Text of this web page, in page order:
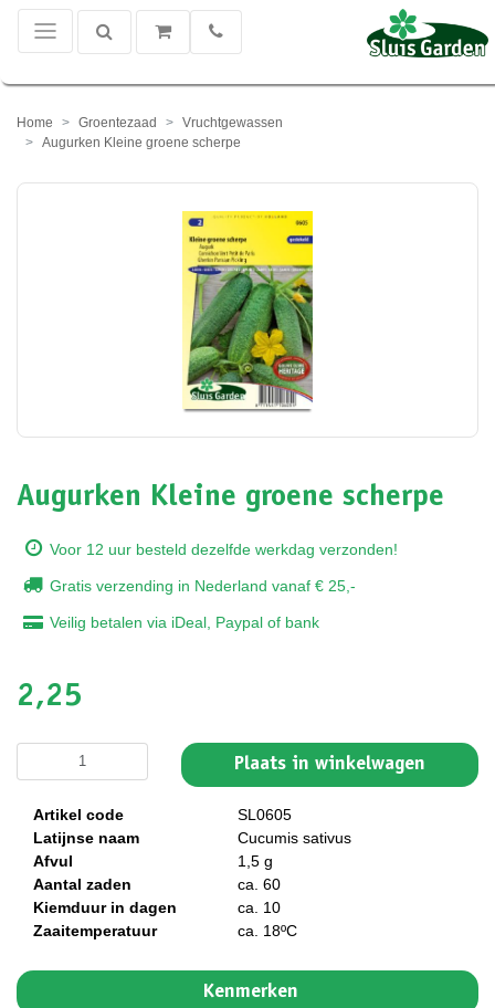
Home Groentezaad
Vruchtgewassen
Augurken Kleine groene scherpe
Augurken Kleine groene scherpe
Voor 12 uur besteld dezelfde werkdag verzonden!
Gratis verzending in Nederland vanaf € 25,-
Veilig betalen via iDeal, Paypal of bank
2,25
Plaats in winkelwagen
Artikel code
SL0605
Latijnse naam
Cucumis sativus
Afvul
1,5 g
Aantal zaden
ca. 60
Kiemduur in dagen
ca. 10
Zaaitemperatuur
ca. 18ºC
Kenmerken